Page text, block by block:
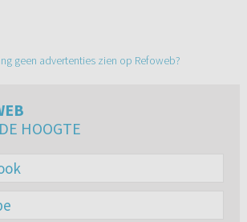
geen advertenties zien op Refoweb?
HOOGTE